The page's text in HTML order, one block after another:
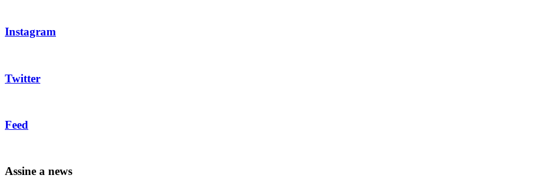
Instagram
Twitter
Feed
Assine a news